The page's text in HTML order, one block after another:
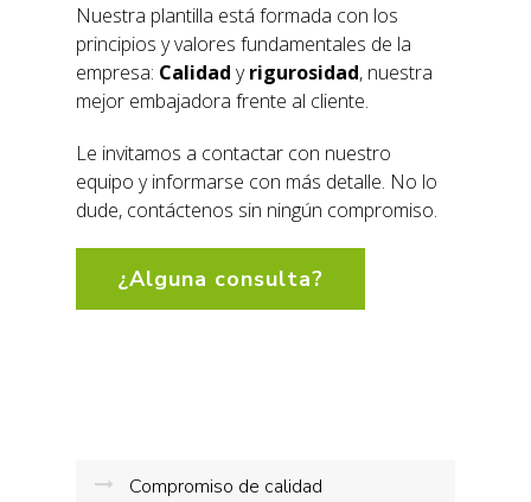
Nuestra plantilla está formada con los
principios y valores fundamentales de la
empresa: Calidad yrigurosidad, nuestra
mejor embajadora frente al cliente.
Le invitamos a contactar con nuestro
equipo y informarse con más detalle. No lo
dude, contáctenos sin ningún compromiso.
¿Alguna consulta?
Compromiso de calidad